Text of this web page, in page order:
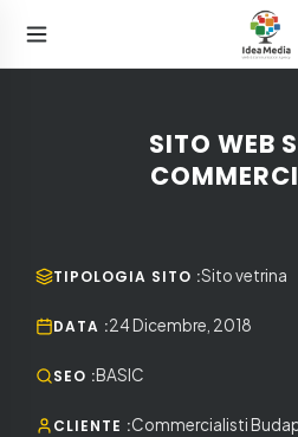
SITO WEB
TIPOLOGIA SITO :Sito vetrina
DATA :24 Dicembre, 2018
SEO :BASIC
CLIENTE :Commercialisti